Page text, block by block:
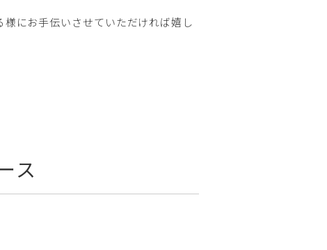
にお手伝いさせていただければ嬉し
ス